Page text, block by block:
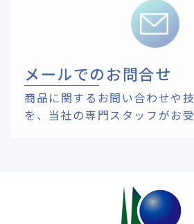
メールでのお問合せ
商品に関するお問い合わせや
を、 当社の専門スタッフがお